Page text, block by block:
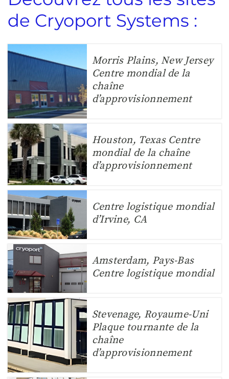
de Cryoport Systems :
Morris Plains, New Jersey
Centre mondial de la
chaîne
d’approvisionnement
Houston, Texas Centre
mondial de la chaîne
d’approvisionnement
Centre logistique mondial
d’Irvine, CA
Amsterdam, Pays-Bas
Centre logistique mondial
Stevenage, Royaume-Uni
Plaque tournante de la
chaîne
d’approvisionnement